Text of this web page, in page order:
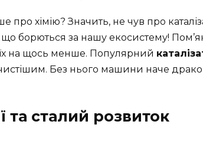
про хімію? Значить, не чув про
борються за нашу екосистему!
на щось менше. Популярний
Без нього машини наче
та сталий розвиток